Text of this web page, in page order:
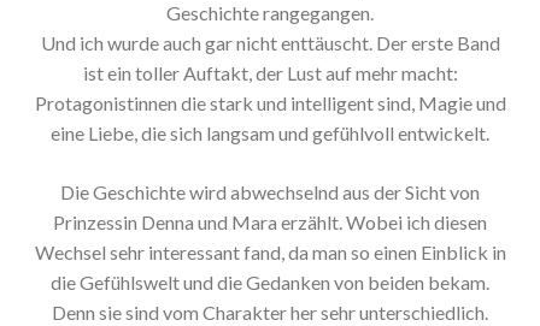
Geschichte rangegangen.
Und ich wurde auch gar nicht enttäuscht. Der erste Band
ist ein toller Auftakt, der Lust auf mehr macht:
Protagonistinnen die stark und intelligent sind, Magie und
eine Liebe, die sich langsam und gefühlvoll entwickelt.
Die Geschichte wird abwechselnd aus der Sicht von
Prinzessin Denna und Mara erzählt. Wobei ich diesen
Wechsel sehr interessant fand, da man so einen Einblick in
die Gefühlswelt und die Gedanken von beiden bekam.
Denn sie sind vom Charakter her sehr unterschiedlich.